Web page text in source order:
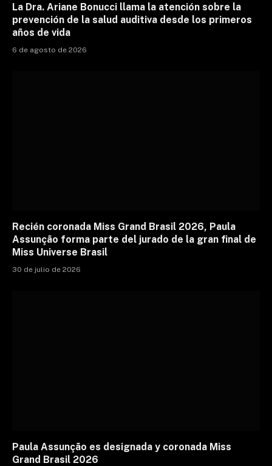
La Dra. Ariane Bonucci llama la atención sobre la
prevención de la salud auditiva desde los primeros
años de vida
6 de agosto de 2026
Recién coronada Miss Grand Brasil 2026, Paula
Assunção forma parte del jurado de la gran final de
Miss Universe Brasil
30 de julio de 2026
Paula Assunção es designada y coronada Miss
Grand Brasil 2026